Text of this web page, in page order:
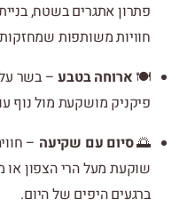
פתרון אתגרים בשטח,
חוויות משותפות
🍽 ארוחה בטבע– בשר
פיקניק מושקעת מול נוף
🌅סיום עם שקיעה –
שוקעת מעל הרי הצפון או
ברגעים היפים של היום.